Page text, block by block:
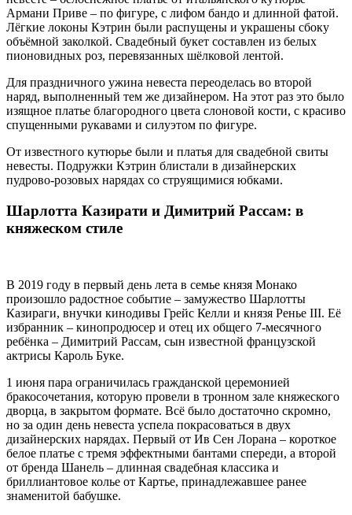
Армани Приве – по фигуре, с лифом бандо и длинной фатой.
Лёгкие локоны Кэтрин были распущены и украшены сбоку
объёмной заколкой. Свадебный букет составлен из белых
пионовидных роз, перевязанных шёлковой лентой.
Для праздничного ужина невеста переоделась во второй
наряд, выполненный тем же дизайнером. На этот раз это было
изящное платье благородного цвета слоновой кости, с красиво
спущенными рукавами и силуэтом по фигуре.
От известного кутюрье были и платья для свадебной свиты
невесты. Подружки Кэтрин блистали в дизайнерских
пудрово-розовых нарядах со струящимися юбками.
Шарлотта Казирати и Димитрий Рассам: в
княжеском стиле
В 2019 году в первый день лета в семье князя Монако
произошло радостное событие – замужество Шарлотты
Казираги, внучки кинодивы Грейс Келли и князя Ренье III. Её
избранник – кинопродюсер и отец их общего 7-месячного
ребёнка – Димитрий Рассам, сын известной французской
актрисы Кароль Буке.
1 июня пара ограничилась гражданской церемонией
бракосочетания, которую провели в тронном зале княжеского
дворца, в закрытом формате. Всё было достаточно скромно,
но за один день невеста успела покрасоваться в двух
дизайнерских нарядах. Первый от Ив Сен Лорана – короткое
белое платье с тремя эффектными бантами спереди, а второй
от бренда Шанель – длинная свадебная классика и
бриллиантовое колье от Картье, принадлежавшее ранее
знаменитой бабушке.